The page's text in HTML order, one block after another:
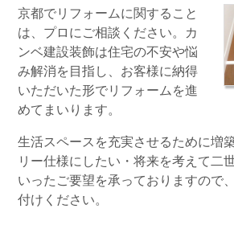
京都でリフォームに関すること
は、プロにご相談ください。カ
ンベ建設装飾は住宅の不安や悩
み解消を目指し、お客様に納得
いただいた形でリフォームを進
めてまいります。
生活スペースを充実させるために増
リー仕様にしたい・将来を考えて二
いったご要望を承っておりますので
付けください。